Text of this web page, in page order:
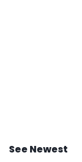
See Newest